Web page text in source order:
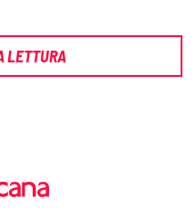
LETTURA